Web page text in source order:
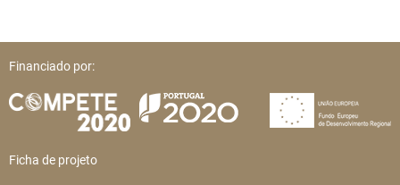
Financiado por:
Ficha de projeto